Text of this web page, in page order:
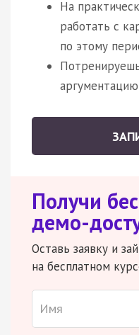
На
работать с
по этому
Получи
демо-
Оставь заявку и
на бесплатном